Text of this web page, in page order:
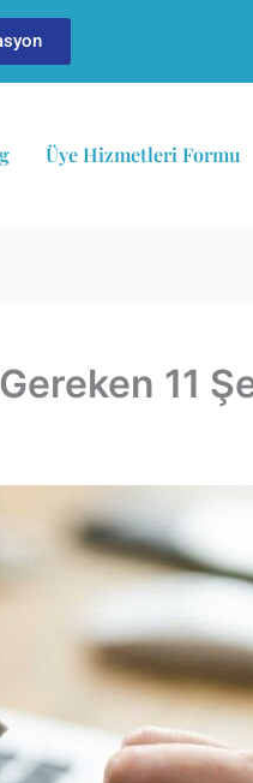
Üye Hizmetleri Formu
11